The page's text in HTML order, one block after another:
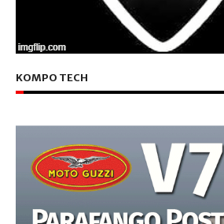
KOMPO TECH